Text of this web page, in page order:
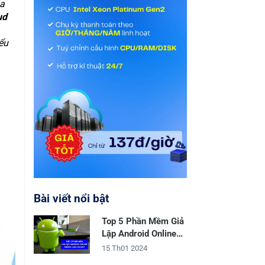
Bài viết nổi bật
Top 5 Phần Mềm Giả
Lập Android Online
Không Cần Cài Đặt
15 Th01 2024